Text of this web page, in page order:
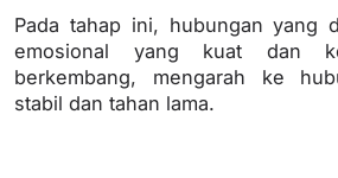
Pada tahap ini, hubungan yang
emosional yang kuat dan
berkembang, mengarah ke
stabil dan tahan lama.